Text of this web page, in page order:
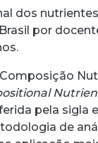
dos
por
pela sigla
de